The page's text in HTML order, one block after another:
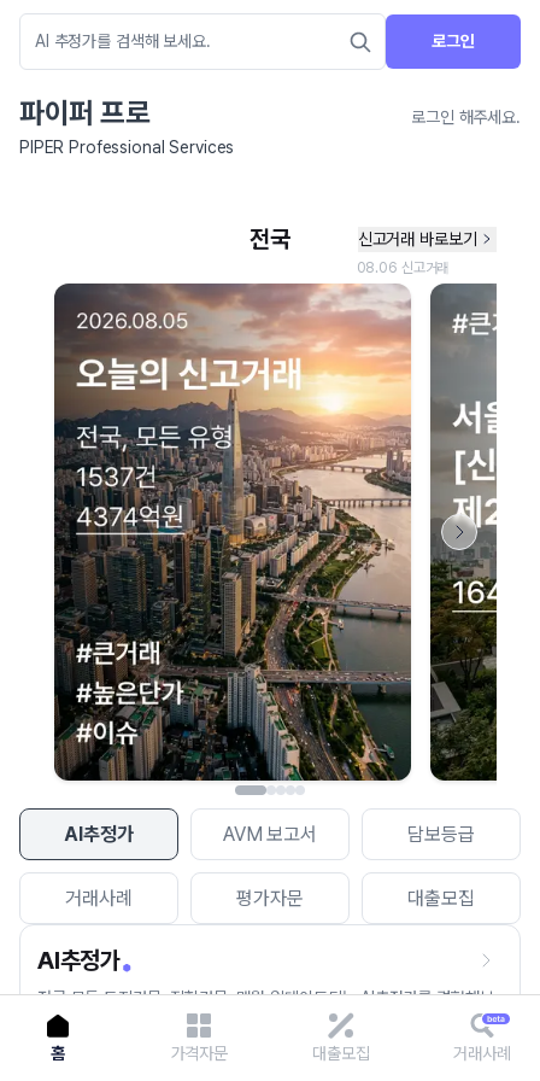
로그인
파이퍼 프로
로그인 해주세요.
PIPER Professional Services
AI추정가 AVM 보고서 담보등급
거래사례 평가자문 대출모집
AI추정가
전국 모든 토지건물, 집합건물, 매월 업데이트되는 AI추정가를 경험해보
세요.
네이버 지도 연결 안내
현재 네이버 지도 연결이 원활하지 않아 지도를 불러올 수 없습니다.
이용에 불편을 드려 죄송합니다.
다시 시도
홈 가격자문 대출모집 거래사례